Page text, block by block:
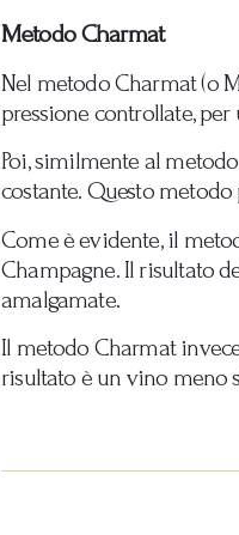
Metodo Charmat
Nel metodo Charmat (o
pressione controllate,
Poi, similmente al
costante. Questo
Come è evidente, il
Champagne. Il risultato
amalgamate.
Il metodo Charmat
risultato è un vino meno